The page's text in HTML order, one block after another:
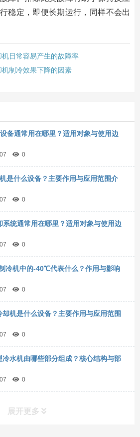
稳定，即便长期运行，同样不会出
机日常容易产生的故障率
制冷效果下降的因素
备通常用在哪里？适用对象与使用边
0
是什么设备？主要作用与应用范围介
0
系统通常用在哪里？适用对象与使用边
0
冷机中的-40℃代表什么？作用与影响
0
却机是什么设备？主要作用与应用范围
0
冷水机由哪些部分组成？核心结构与部
0
展开更多